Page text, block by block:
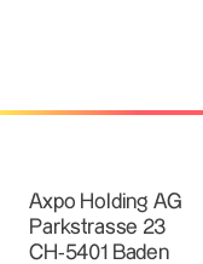
Axpo Holding AG
Parkstrasse 23
CH-5401 Baden